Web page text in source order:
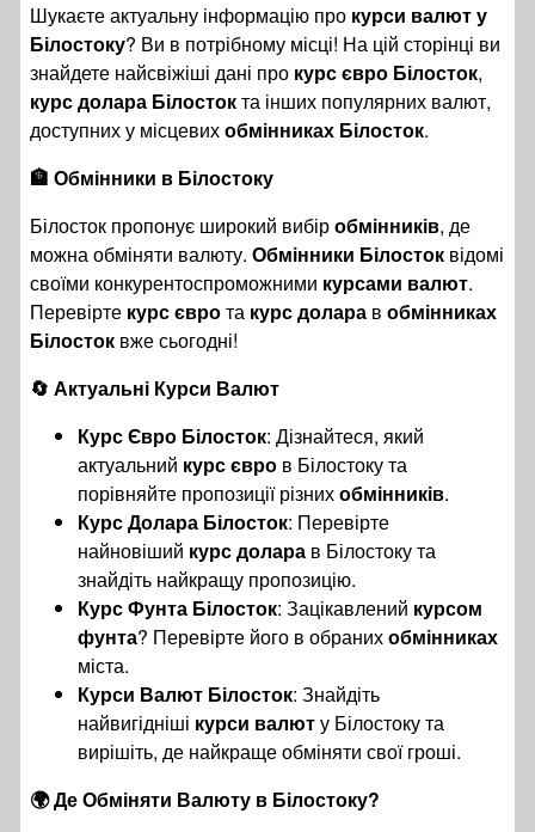
Шукаєте актуальну інформацію про курси валют у
Білостоку? Ви в потрібному місці! На цій сторінці ви
знайдете найсвіжіші дані про курс євро Білосток,
курс долара Білостокта інших популярних валют,
доступних у місцевихобмінниках Білосток.
🏦 Обмінники в Білостоку
Білосток пропонує широкий вибіробмінників, де
можна обміняти валюту. Обмінники Білосток відомі
своїми конкурентоспроможними курсами валют.
Перевірте курс єврота курс долара в обмінниках
Білосток вже сьогодні!
🔄 Актуальні Курси Валют
Курс Євро Білосток: Дізнайтеся, який
актуальний курс євро в Білостоку та
порівняйте пропозиції різнихобмінників.
Курс Долара Білосток: Перевірте
найновіший курс долара в Білостоку та
знайдіть найкращу пропозицію.
Курс Фунта Білосток: Зацікавлений курсом
фунта? Перевірте його в обранихобмінниках
міста.
Курси Валют Білосток: Знайдіть
найвигідніші курси валюту Білостоку та
вирішіть, де найкраще обміняти свої гроші.
🌍 Де Обміняти Валюту в Білостоку?